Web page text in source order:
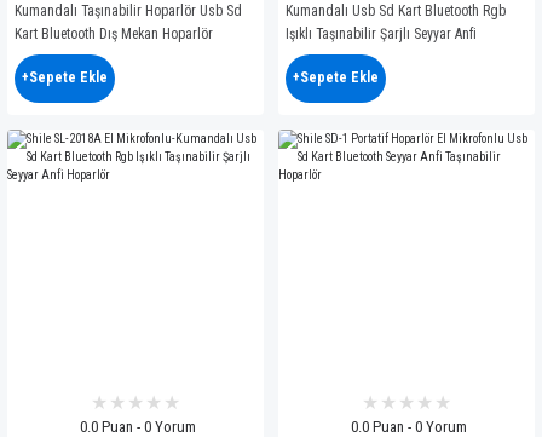
Kumandalı Taşınabilir Hoparlör Usb Sd
Kart Bluetooth Dış Mekan Hoparlör
+Sepete Ekle
Kumandalı Usb Sd Kart Bluetooth Rgb
Işıklı Taşınabilir Şarjlı Seyyar Anfi
Hoparlör
+Sepete Ekle
0.0 Puan - 0 Yorum 0.0 Puan - 0 Yorum